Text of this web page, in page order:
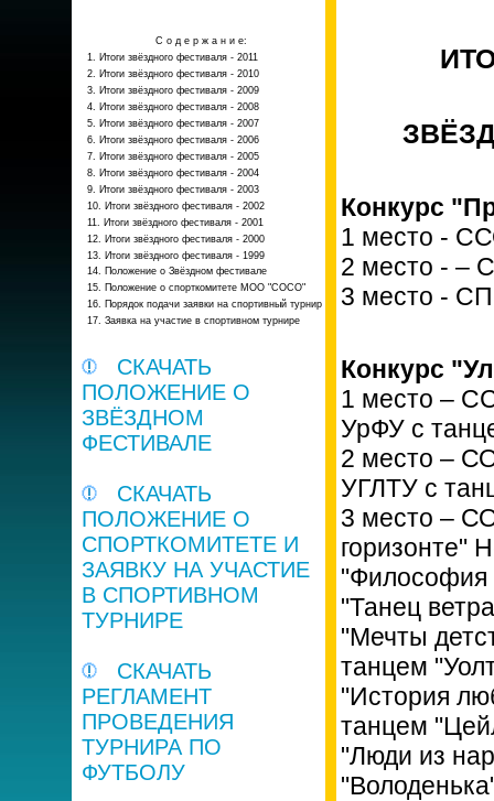
С о д е р ж а н и е:
1. Итоги звёздного фестиваля - 2011
2. Итоги звёздного фестиваля - 2010
3. Итоги звёздного фестиваля - 2009
4. Итоги звёздного фестиваля - 2008
5. Итоги звёздного фестиваля - 2007
6. Итоги звёздного фестиваля - 2006
7. Итоги звёздного фестиваля - 2005
8. Итоги звёздного фестиваля - 2004
9. Итоги звёздного фестиваля - 2003
10. Итоги звёздного фестиваля - 2002
11. Итоги звёздного фестиваля - 2001
12. Итоги звёздного фестиваля - 2000
13. Итоги звёздного фестиваля - 1999
14. Положение о Звёздном фестивале
15. Положение о спорткомитете МОО "СОСО"
16. Порядок подачи заявки на спортивный турнир
17. Заявка на участие в спортивном турнире
СКАЧАТЬ
ПОЛОЖЕНИЕ О
ЗВЁЗДНОМ
ФЕСТИВАЛЕ
СКАЧАТЬ
ПОЛОЖЕНИЕ О
СПОРТКОМИТЕТЕ И
ЗАЯВКУ НА УЧАСТИЕ
В СПОРТИВНОМ
ТУРНИРЕ
СКАЧАТЬ
РЕГЛАМЕНТ
ПРОВЕДЕНИЯ
ТУРНИРА ПО
ФУТБОЛУ
Конкурс
1 место -
2 место - –
3 место -
Конкурс
1 место –
УрФУ с
2 место –
УГЛТУ с
3 место –
горизонте"
"Философия
"Танец
"Мечты
танцем
"История
танцем
"Люди из